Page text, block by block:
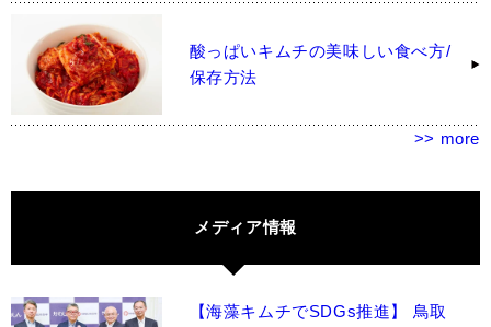
酸っぱいキムチの美味しい食べ方/
保存方法
>> more
メディア情報
【海藻キムチでSDGs推進】 鳥取